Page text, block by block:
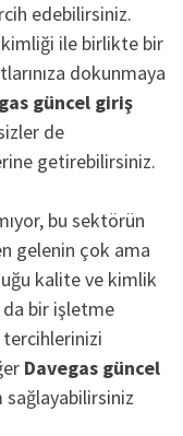
edebilirsiniz.
ile birlikte bir
dokunmaya
güncel giriş
de
getirebilirsiniz.
bu sektörün
gelenin çok ama
kalite ve kimlik
bir işletme
tercihlerinizi
Davegas güncel
sağlayabilirsiniz